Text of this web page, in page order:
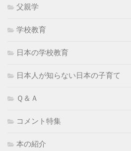
父親学
学校教育
日本の学校教育
日本人が知らない日本の子育て
Ｑ＆Ａ
コメント特集
本の紹介